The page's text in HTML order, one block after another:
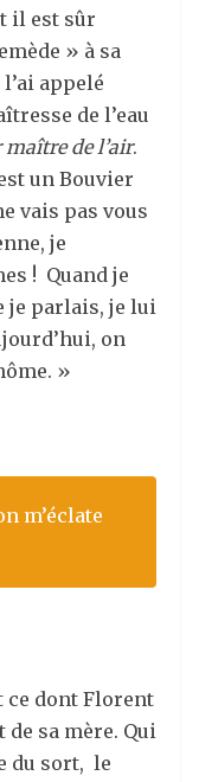
il est sûr
» à sa
appelé
de l’eau
de l’air.
un Bouvier
vais pas vous
je
! Quand je
je parlais, je lui
on
»
m’éclate
ce dont Florent
sa mère. Qui
du sort, le